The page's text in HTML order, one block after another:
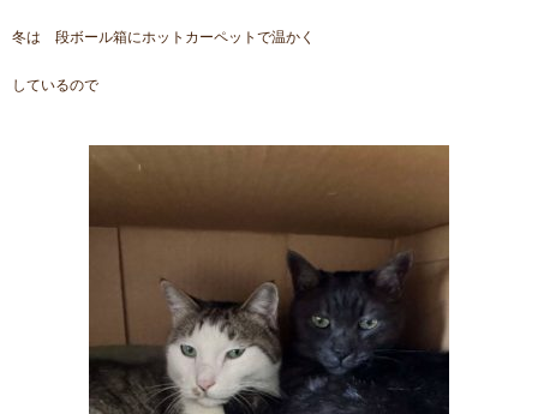
冬は 段ボール箱にホットカーペットで温かく
しているので